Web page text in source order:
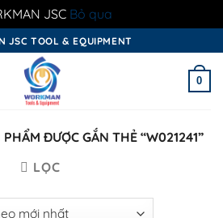
JSC Bỏ qua
JSC TOOL & EQUIPMENT
0
PHẨM ĐƯỢC GẮN THẺ “W021241”
LỌC